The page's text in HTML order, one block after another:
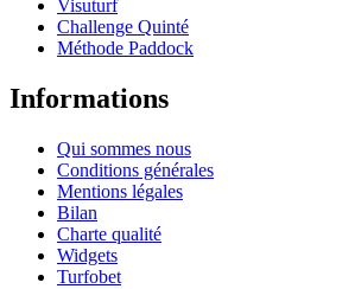
Visuturf
Challenge Quinté
Méthode Paddock
Informations
Qui sommes nous
Conditions générales
Mentions légales
Bilan
Charte qualité
Widgets
Turfobet